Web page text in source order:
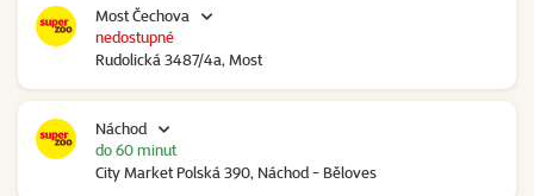
Most Čechova
Rudolická 3487/4a, Most
nedostupné
Náchod
City Market Polská 390, Náchod - Běloves
do 60 minut